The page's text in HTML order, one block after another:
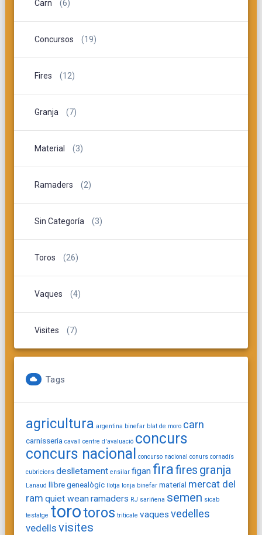
Carn (6)
Concursos (19)
Fires (12)
Granja (7)
Material (3)
Ramaders (2)
Sin Categoría (3)
Toros (26)
Vaques (4)
Visites (7)
Tags
agricultura argentina binefar blat de moro carn
carnisseria cavall centre d'avaluació concurs
concurs nacional
concurso nacional conurs cornadís
cubricions deslletament ensilar figan firafires granja
Lanaud llibre genealògic llotja lonja binefar material mercat del
ram quiet weanramaders RJ sariñena semen sicab
testatge torotoros triticale vaques vedelles
vedells visites